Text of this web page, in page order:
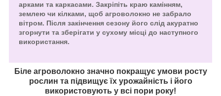
арками та каркасами. Закріпіть краю камінням,
землею чи кілками, щоб агроволокно не забрало
вітром. Після закінчення сезону його слід акуратно
згорнути та зберігати у сухому місці до наступного
використання.
Біле агроволокно значно покращує умови росту
рослин та підвищує їх урожайність і його
використовують у всі пори року!